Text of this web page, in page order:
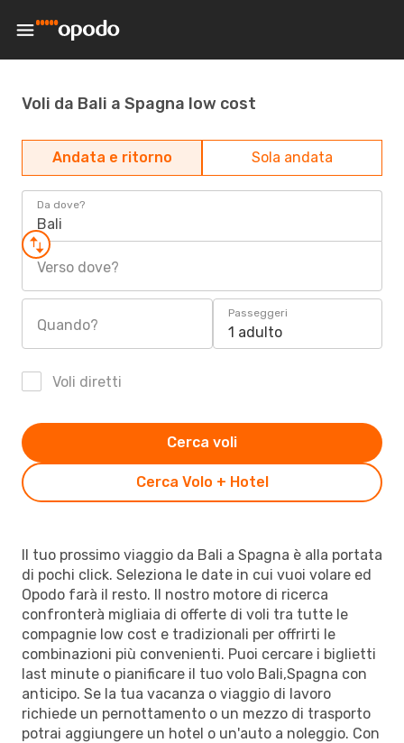
Voli da Bali a Spagna low cost
Andata e ritorno Sola andata
Da dove?
Bali
Verso dove?
Quando?
Passeggeri
1 adulto
Voli diretti
Cerca Volo + Hotel
Cerca voli
Il tuo prossimo viaggio da Bali a Spagna è alla portata
di pochi click. Seleziona le date in cui vuoi volare ed
Opodo farà il resto. Il nostro motore di ricerca
confronterà migliaia di offerte di voli tra tutte le
compagnie low cost e tradizionali per offrirti le
combinazioni più convenienti. Puoi cercare i biglietti
last minute o pianificare il tuo volo Bali,Spagna con
anticipo. Se la tua vacanza o viaggio di lavoro
richiede un pernottamento o un mezzo di trasporto
potrai aggiungere un hotel o un'auto a noleggio. Con